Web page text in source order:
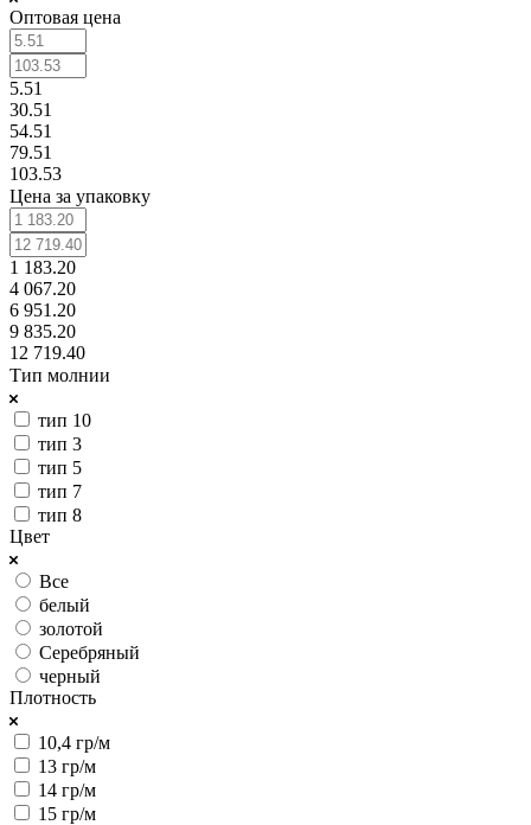
Оптовая цена
5.51
30.51
54.51
79.51
103.53
Цена за упаковку
1 183.20
4 067.20
6 951.20
9 835.20
12 719.40
Тип молнии
тип 10
тип 3
тип 5
тип 7
тип 8
Цвет
Все
белый
золотой
Серебряный
черный
Плотность
10,4 гр/м
13 гр/м
14 гр/м
15 гр/м